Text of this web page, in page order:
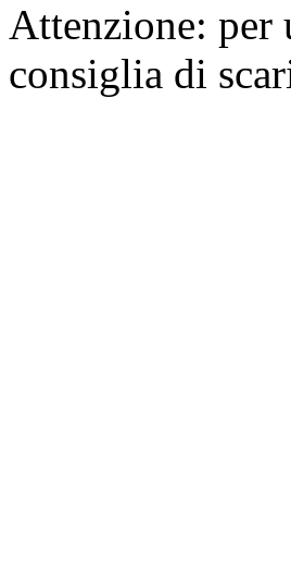
Attenzione: per
consiglia di